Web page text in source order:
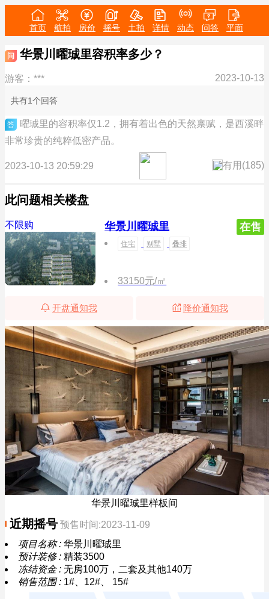
首页 航拍 房价 摇号 土拍 详情 动态 问答 平面
问 华景川曜珹里容积率多少？
游客：*** 2023-10-13
共有1个回答
答
曜珹里的容积率仅1.2，拥有着出色的天然禀赋，是西溪畔
非常珍贵的纯粹低密产品。
2023-10-13 20:59:29 有用(185)
此问题相关楼盘
不限购 华景川曜珹里 在售
住宅 别墅 叠排
33150元/㎡
开盘通知我 降价通知我
华景川曜珹里样板间
近期摇号 预售时间:2023-11-09
项目名称 : 华景川曜珹里
预计装修 : 精装3500
冻结资金 : 无房100万，二套及其他140万
销售范围 : 1#、12#、 15#